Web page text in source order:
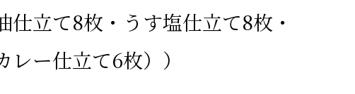
仕立て8枚・うす塩仕立て8枚・
レー仕立て6枚））